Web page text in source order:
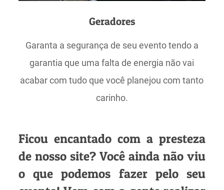
Geradores
Garanta a segurança de seu evento tendo a
garantia que uma falta de energia não vai
acabar com tudo que você planejou com tanto
carinho.
Ficou encantado com a presteza
de nosso site? Você ainda não viu
o que podemos fazer pelo seu